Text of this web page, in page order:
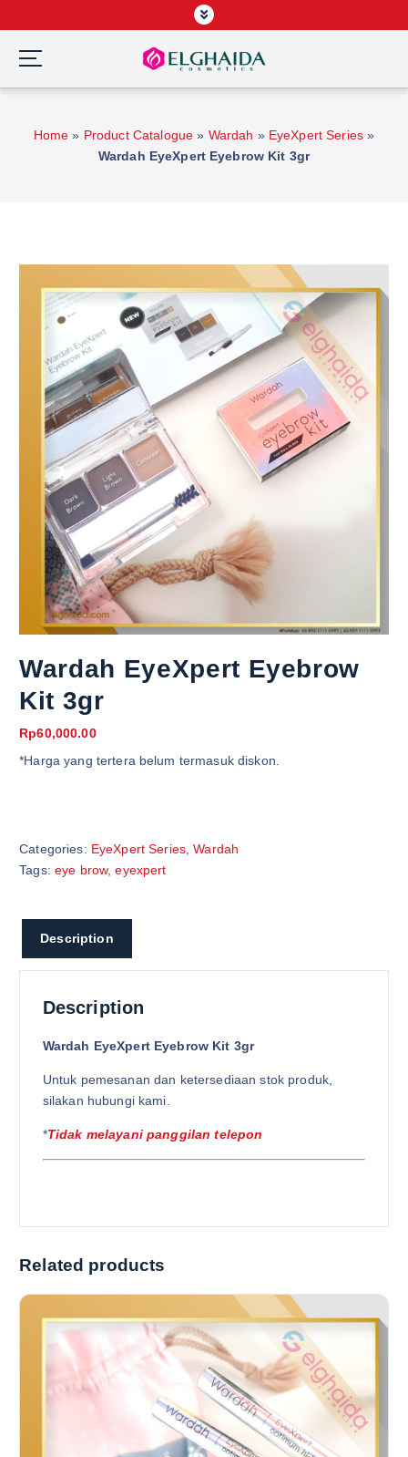
k
t
Home » Product Catalogue » Wardah » EyeXpert Series»
Wardah EyeXpert Eyebrow Kit 3gr
Wardah EyeXpert Eyebrow
Kit 3gr
Rp60,000.00
*Harga yang tertera belum termasuk diskon.
Categories: EyeXpert Series,Wardah
Tags: eye brow,eyexpert
Description
Description
Wardah EyeXpert Eyebrow Kit 3gr
Untuk pemesanan dan ketersediaan stok produk,
silakan hubungi kami.
*Tidak melayani panggilan telepon
Related products